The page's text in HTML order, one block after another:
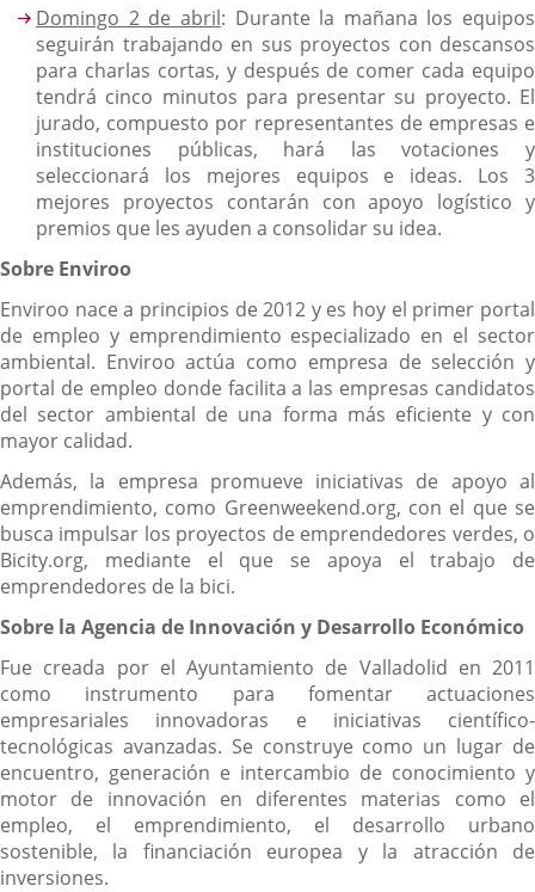
Domingo 2 de abril: Durante la mañana los equipos
seguirán trabajando en sus proyectos con descansos
para charlas cortas, y después de comer cada equipo
tendrá cinco minutos para presentar su proyecto. El
jurado, compuesto por representantes de empresas e
instituciones públicas, hará las votaciones y
seleccionará los mejores equipos e ideas. Los 3
mejores proyectos contarán con apoyo logístico y
premios que les ayuden a consolidar su idea.
Sobre Enviroo
Enviroo nace a principios de 2012 y es hoy el primer portal
de empleo y emprendimiento especializado en el sector
ambiental. Enviroo actúa como empresa de selección y
portal de empleo donde facilita a las empresas candidatos
del sector ambiental de una forma más eficiente y con
mayor calidad.
Además, la empresa promueve iniciativas de apoyo al
emprendimiento, como Greenweekend.org, con el que se
busca impulsar los proyectos de emprendedores verdes, o
Bicity.org, mediante el que se apoya el trabajo de
emprendedores de la bici.
Sobre la Agencia de Innovación y Desarrollo Económico
Fue creada por el Ayuntamiento de Valladolid en 2011
como instrumento para fomentar actuaciones
empresariales innovadoras e iniciativas científico-
tecnológicas avanzadas. Se construye como un lugar de
encuentro, generación e intercambio de conocimiento y
motor de innovación en diferentes materias como el
empleo, el emprendimiento, el desarrollo urbano
sostenible, la financiación europea y la atracción de
inversiones.